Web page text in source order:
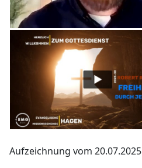
Aufzeichnung vom 20.07.2025